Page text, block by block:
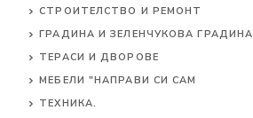
СТРОИТЕЛСТВО И РЕМОНТ
ГРАДИНА И ЗЕЛЕНЧУКОВА ГРАДИНА
ТЕРАСИ И ДВОРОВЕ
МЕБЕЛИ "НАПРАВИ СИ САМ
ТЕХНИКА.